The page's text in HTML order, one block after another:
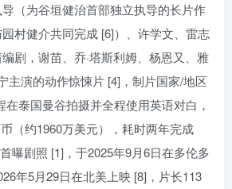
（为谷垣健治首部独立执导的长片作
村健介共同完成 [6]）、许学文、雷志
剧，谢苗、乔·塔斯利姆、杨恩又、雅
主演的动作惊悚片 [4]，制片国家/地区
在泰国曼谷拍摄并全程使用英语对白，
（约1960万美元），耗时两年完成
曝剧照 [1]，于2025年9月6日在多伦多
年5月29日在北美上映 [8]，片长113